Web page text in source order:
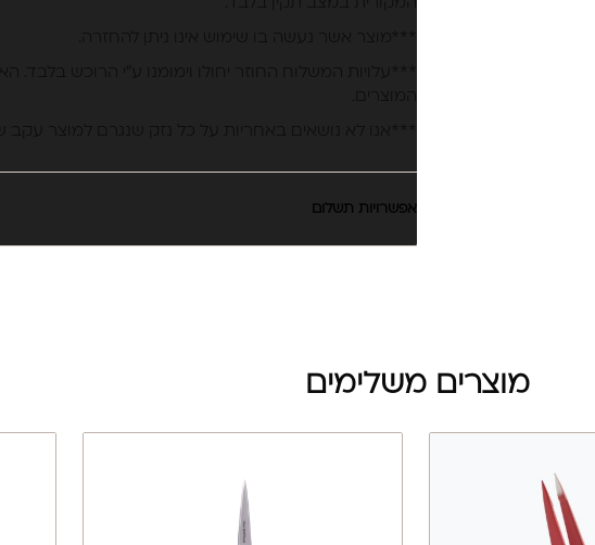
המקורית במצב תקין בלבד.
***עלויות המשלוח החוזר יחולו וימומנו ע”י הרוכש בלבד.
אפשרויות תשלום
מוצרים משלימים